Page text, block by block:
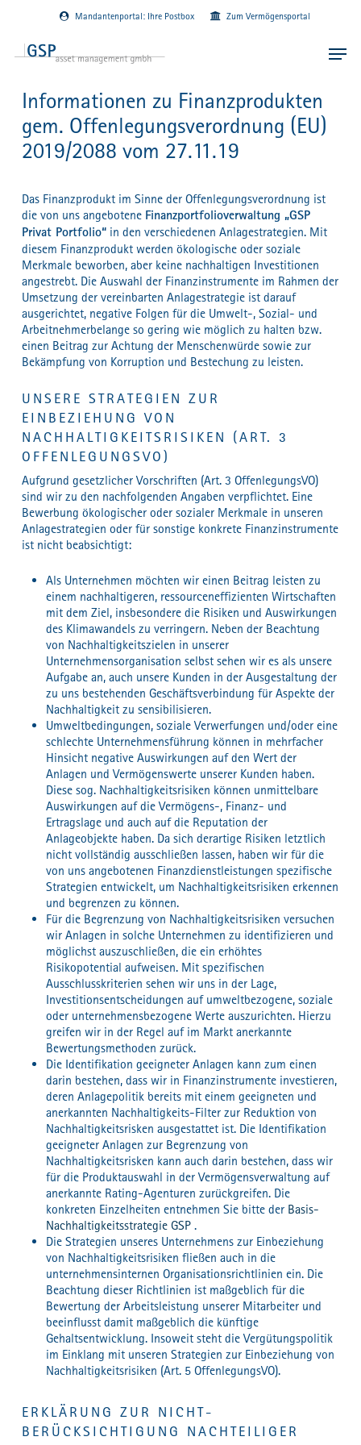
content
Mandantenportal: Ihre Postbox Zum Vermögensportal
Menu
Informationen zu Finanzprodukten
gem. Offenlegungsverordnung (EU)
2019/2088 vom 27.11.19
Das Finanzprodukt im Sinne der Offenlegungsverordnung ist
die von uns angebotene Finanzportfolioverwaltung „GSP
Privat Portfolio“in den verschiedenen Anlagestrategien. Mit
diesem Finanzprodukt werden ökologische oder soziale
Merkmale beworben, aber keine nachhaltigen Investitionen
angestrebt. Die Auswahl der Finanzinstrumente im Rahmen der
Umsetzung der vereinbarten Anlagestrategie ist darauf
ausgerichtet, negative Folgen für die Umwelt-, Sozial- und
Arbeitnehmerbelange so gering wie möglich zu halten bzw.
einen Beitrag zur Achtung der Menschenwürde sowie zur
Bekämpfung von Korruption und Bestechung zu leisten.
UNSERE STRATEGIEN ZUR
EINBEZIEHUNG VON
NACHHALTIGKEITSRISIKEN (ART. 3
OFFENLEGUNGSVO)
Aufgrund gesetzlicher Vorschriften (Art. 3 OffenlegungsVO)
sind wir zu den nachfolgenden Angaben verpflichtet. Eine
Bewerbung ökologischer oder sozialer Merkmale in unseren
Anlagestrategien oder für sonstige konkrete Finanzinstrumente
ist nicht beabsichtigt:
Als Unternehmen möchten wir einen Beitrag leisten zu
einem nachhaltigeren, ressourceneffizienten Wirtschaften
mit dem Ziel, insbesondere die Risiken und Auswirkungen
des Klimawandels zu verringern. Neben der Beachtung
von Nachhaltigkeitszielen in unserer
Unternehmensorganisation selbst sehen wir es als unsere
Aufgabe an, auch unsere Kunden in der Ausgestaltung der
zu uns bestehenden Geschäftsverbindung für Aspekte der
Nachhaltigkeit zu sensibilisieren.
Umweltbedingungen, soziale Verwerfungen und/oder eine
schlechte Unternehmensführung können in mehrfacher
Hinsicht negative Auswirkungen auf den Wert der
Anlagen und Vermögenswerte unserer Kunden haben.
Diese sog. Nachhaltigkeitsrisiken können unmittelbare
Auswirkungen auf die Vermögens-, Finanz- und
Ertragslage und auch auf die Reputation der
Anlageobjekte haben. Da sich derartige Risiken letztlich
nicht vollständig ausschließen lassen, haben wir für die
von uns angebotenen Finanzdienstleistungen spezifische
Strategien entwickelt, um Nachhaltigkeitsrisiken erkennen
und begrenzen zu können.
Für die Begrenzung von Nachhaltigkeitsrisiken versuchen
wir Anlagen in solche Unternehmen zu identifizieren und
möglichst auszuschließen, die ein erhöhtes
Risikopotential aufweisen. Mit spezifischen
Ausschlusskriterien sehen wir uns in der Lage,
Investitionsentscheidungen auf umweltbezogene, soziale
oder unternehmensbezogene Werte auszurichten. Hierzu
greifen wir in der Regel auf im Markt anerkannte
Bewertungsmethoden zurück.
Die Identifikation geeigneter Anlagen kann zum einen
darin bestehen, dass wir in Finanzinstrumente investieren,
deren Anlagepolitik bereits mit einem geeigneten und
anerkannten Nachhaltigkeits-Filter zur Reduktion von
Nachhaltigkeitsrisken ausgestattet ist. Die Identifikation
geeigneter Anlagen zur Begrenzung von
Nachhaltigkeitsrisken kann auch darin bestehen, dass wir
für die Produktauswahl in der Vermögensverwaltung auf
anerkannte Rating-Agenturen zurückgreifen. Die
konkreten Einzelheiten entnehmen Sie bitte der Basis-
Nachhaltigkeitsstrategie GSP.
Die Strategien unseres Unternehmens zur Einbeziehung
von Nachhaltigkeitsrisiken fließen auch in die
unternehmensinternen Organisationsrichtlinien ein. Die
Beachtung dieser Richtlinien ist maßgeblich für die
Bewertung der Arbeitsleistung unserer Mitarbeiter und
beeinflusst damit maßgeblich die künftige
Gehaltsentwicklung. Insoweit steht die Vergütungspolitik
im Einklang mit unseren Strategien zur Einbeziehung von
Nachhaltigkeitsrisiken (Art. 5 OffenlegungsVO).
ERKLÄRUNG ZUR NICHT-
BERÜCKSICHTIGUNG NACHTEILIGER